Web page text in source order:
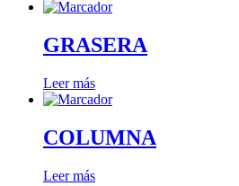
GRASERA
Leer más
COLUMNA
Leer más